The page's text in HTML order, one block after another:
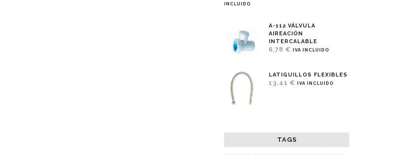
INCLUIDO
A-112 VÁLVULA
AIREACIÓN
INTERCALABLE
6,78 € IVA INCLUIDO
LATIGUILLOS FLEXIBLES
13,41 € IVA INCLUIDO
TAGS